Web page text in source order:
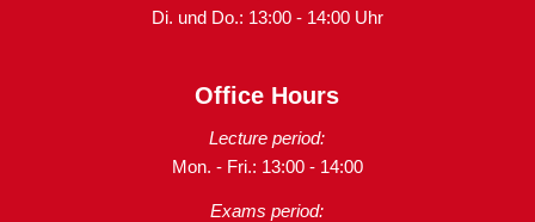
Di. und Do.: 13:00 - 14:00 Uhr
Office Hours
Lecture period:
Mon. - Fri.: 13:00 - 14:00
Exams period: